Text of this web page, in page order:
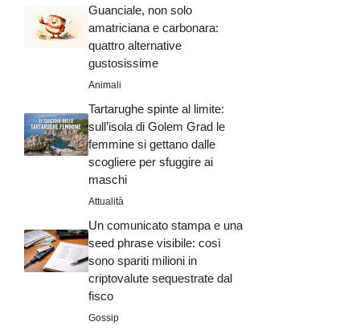
Guanciale, non solo
amatriciana e carbonara:
quattro alternative
gustosissime
Animali
Tartarughe spinte al limite:
sull’isola di Golem Grad le
femmine si gettano dalle
scogliere per sfuggire ai
maschi
Attualità
Un comunicato stampa e una
seed phrase visibile: così
sono spariti milioni in
criptovalute sequestrate dal
fisco
Gossip